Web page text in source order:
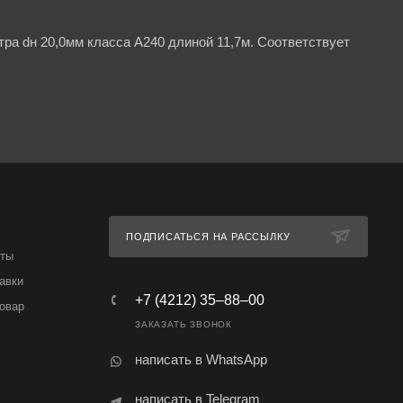
dн 20,0мм класса А240 длиной 11,7м. Соответствует
ПОДПИСАТЬСЯ НА РАССЫЛКУ
+7 (4212) 35‒88‒00
ЗАКАЗАТЬ ЗВОНОК
написать в WhatsApp
написать в Telegram